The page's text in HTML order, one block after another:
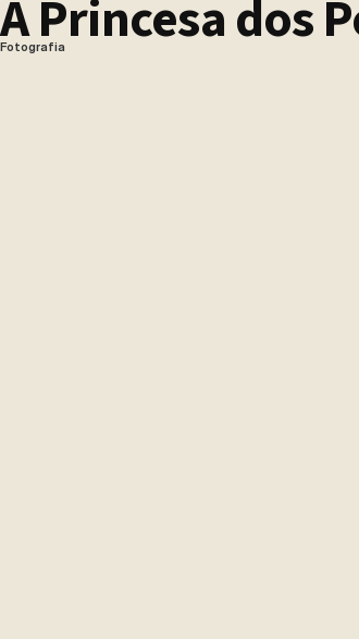
A Princesa dos
Fotografia